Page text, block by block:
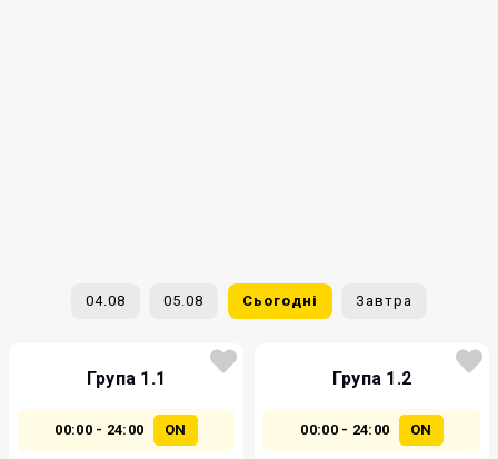
04.08 05.08 Сьогодні Завтра
Група 1.1
00:00 - 24:00 ON
Група 1.2
00:00 - 24:00 ON